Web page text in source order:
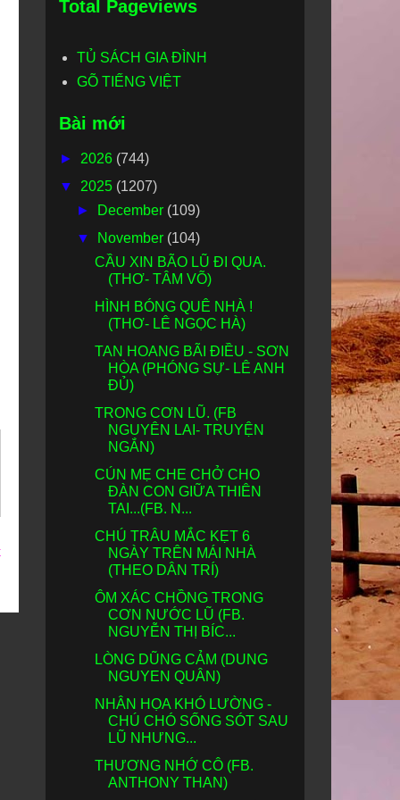
Total Pageviews
TỦ SÁCH GIA ĐÌNH
GÕ TIẾNG VIỆT
Bài mới
► 2026 (744)
▼ 2025 (1207)
►
December (109)
▼
November (104)
CẦU XIN BÃO LŨ ĐI QUA.
(THƠ- TÂM VÕ)
HÌNH BÓNG QUÊ NHÀ !
(THƠ- LÊ NGỌC HÀ)
TAN HOANG BÃI ĐIỀU - SƠN
HÒA (PHÓNG SỰ- LÊ ANH
ĐỦ)
TRONG CƠN LŨ. (FB
NGUYÊN LAI- TRUYỆN
NGẮN)
CÚN MẸ CHE CHỞ CHO
ĐÀN CON GIỮA THIÊN
TAI...(FB. N...
CHÚ TRÂU MẮC KẸT 6
NGÀY TRÊN MÁI NHÀ
(THEO DÂN TRÍ)
ÔM XÁC CHỒNG TRONG
CƠN NƯỚC LŨ (FB.
NGUYỄN THỊ BÍC...
LÒNG DŨNG CẢM (DUNG
NGUYEN QUÂN)
NHÂN HỌA KHÓ LƯỜNG -
CHÚ CHÓ SỐNG SÓT SAU
LŨ NHƯNG...
THƯƠNG NHỚ CÔ (FB.
ANTHONY THAN)